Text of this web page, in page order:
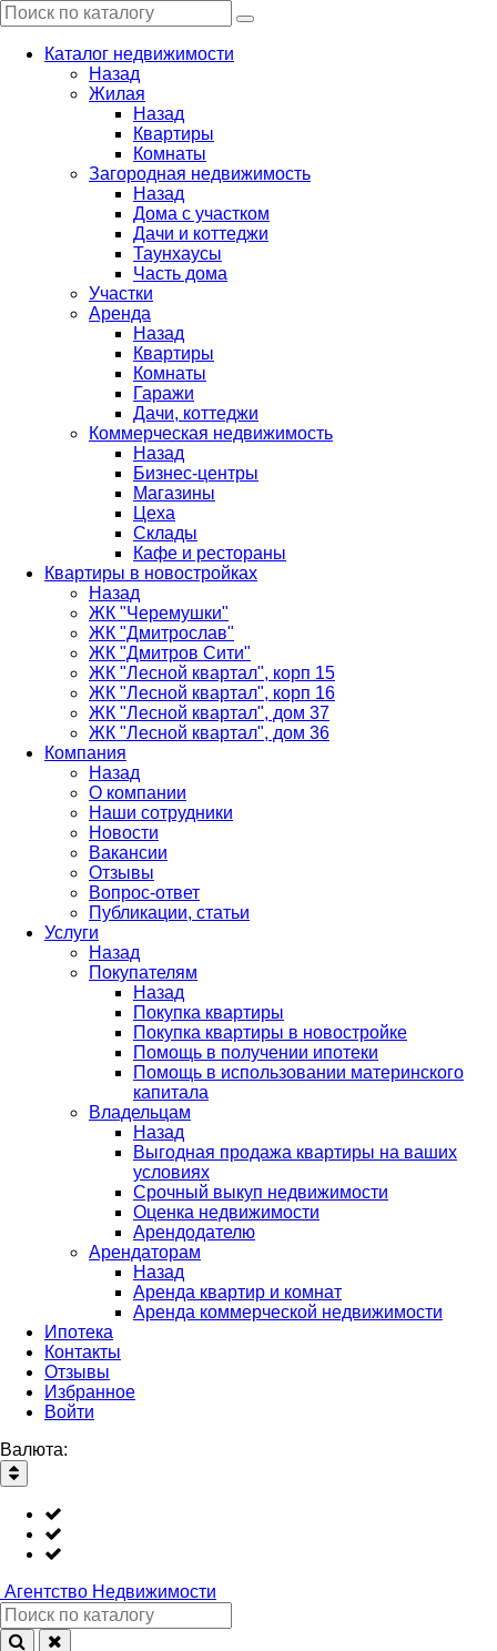
Каталог недвижимости
Назад
Жилая
Назад
Квартиры
Комнаты
Загородная недвижимость
Назад
Дома с участком
Дачи и коттеджи
Таунхаусы
Часть дома
Участки
Аренда
Назад
Квартиры
Комнаты
Гаражи
Дачи, коттеджи
Коммерческая недвижимость
Назад
Бизнес-центры
Магазины
Цеха
Склады
Кафе и рестораны
Квартиры в новостройках
Назад
ЖК "Черемушки"
ЖК "Дмитрослав"
ЖК "Дмитров Сити"
ЖК "Лесной квартал", корп 15
ЖК "Лесной квартал", корп 16
ЖК "Лесной квартал", дом 37
ЖК "Лесной квартал", дом 36
Компания
Назад
О компании
Наши сотрудники
Новости
Вакансии
Отзывы
Вопрос-ответ
Публикации, статьи
Услуги
Назад
Покупателям
Назад
Покупка квартиры
Покупка квартиры в новостройке
Помощь в получении ипотеки
Помощь в использовании материнского
капитала
Владельцам
Назад
Выгодная продажа квартиры на ваших
условиях
Срочный выкуп недвижимости
Оценка недвижимости
Арендодателю
Арендаторам
Назад
Аренда квартир и комнат
Аренда коммерческой недвижимости
Ипотека
Контакты
Отзывы
Избранное
Войти
Валюта:
Агентство Недвижимости